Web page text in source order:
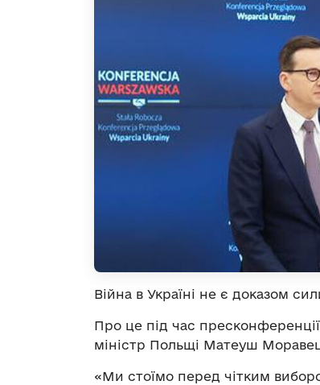
Війна в Україні не є доказом
Про це під час
міністр Польщі Матеуш
«Ми стоїмо перед чітким